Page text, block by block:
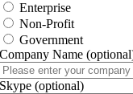
Enterprise
Non-Profit
Government
Company Name
Skype (optional)